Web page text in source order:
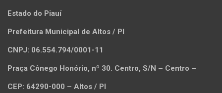
Estado do Piauí
Prefeitura Municipal de Altos / PI
CNPJ: 06.554.794/0001-11
Praça Cônego Honório, nº 30. Centro, S/N – Centro –
CEP: 64290-000 – Altos / PI